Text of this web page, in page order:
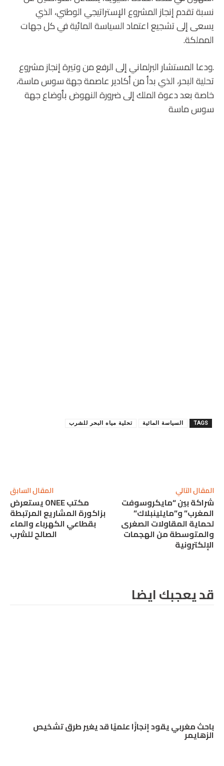
نسبة تقدم إنجاز المشروع الإستراتيجي الوطني، الذي
يسعى إلى تشجيع اعتماد السياسة المائية في كل جهات
المملكة.
.ودعا المستشار البرلماني إلى الرفع من وتيرة إنجاز مشروع
تحلية البحر، الذي بدأ من أكادير عاصمة جهة سوس ماسة،
خاصة بعد دعوة الملك إلى ضرورة النهوض بأوضاع جهة
سوس ماسة
TAGS السياسة المائية تحلية مياه البحر للشرب
المقال السابق
مكتب ONEE يستعرض
بزاكورة المشاريع المرتبطة
بقطاعي الكهرباء والماء
الصالح للشرب
المقال التالي
شراكة بين “مايكروسوفت
المغرب” و”مايلينبلاك”
لحماية المقاولات الصغرى
والمتوسطة من الهجمات
الإلكترونية
قد يعجبك ايضا
باحث مغربي يقود إنجازًا علميًا قد يغير طرق تشخيص
الزهايمر